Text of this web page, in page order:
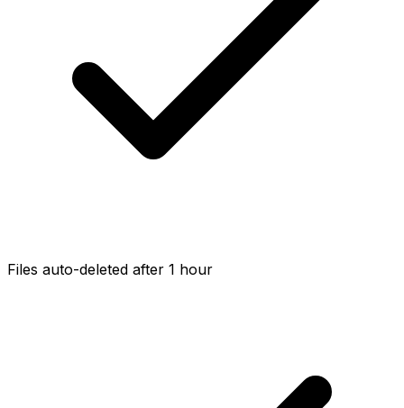
Files auto-deleted after 1 hour